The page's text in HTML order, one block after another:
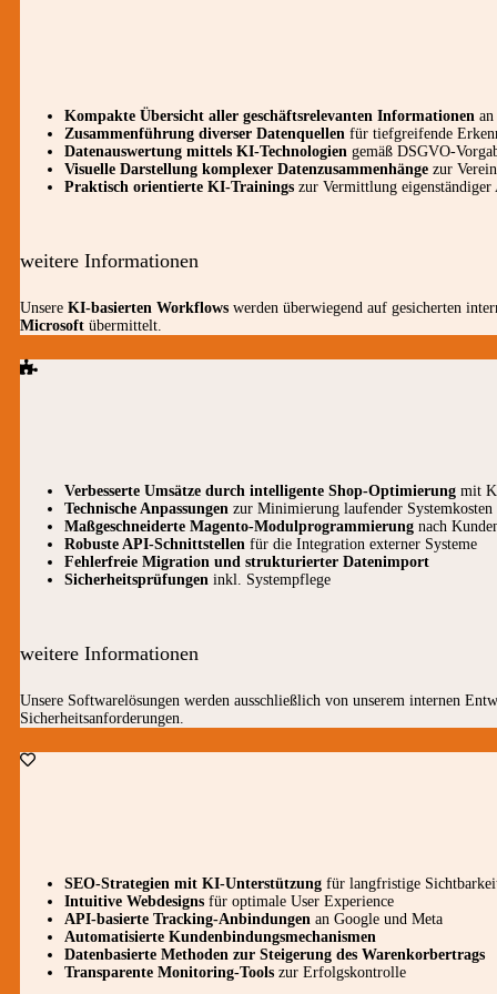
Kompakte Übersicht aller geschäftsrelevanten Informationen
Zusammenführung diverser Datenquellen für tiefgreifende
Datenauswertung mittels KI-Technologien gemäß DSGVO-
Visuelle Darstellung komplexer Datenzusammenhänge zur
Praktisch orientierte KI-Trainings zur Vermittlung eigenständiger
weitere Informationen
Unsere KI-basierten Workflows werden überwiegend auf gesicherten
Microsoft übermittelt.
Verbesserte Umsätze durch intelligente Shop-Optimierung mit
Technische Anpassungen zur Minimierung laufender Systemkosten
Maßgeschneiderte Magento-Modulprogrammierung nach
Robuste API-Schnittstellen für die Integration externer Systeme
Fehlerfreie Migration und strukturierter Datenimport
Sicherheitsprüfungen inkl. Systempflege
weitere Informationen
Unsere Softwarelösungen werden ausschließlich von unserem internen
Sicherheitsanforderungen.
SEO-Strategien mit KI-Unterstützung für langfristige
Intuitive Webdesigns für optimale User Experience
API-basierte Tracking-Anbindungen an Google und Meta
Automatisierte Kundenbindungsmechanismen
Datenbasierte Methoden zur Steigerung des Warenkorbertrags
Transparente Monitoring-Tools zur Erfolgskontrolle